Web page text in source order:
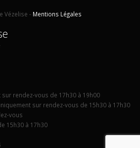
Vézelise - Mentions Légales
rendez-vous de 17h30 à 19h00
sur rendez-vous de 15h30 à 17h30
vous
15h30 à 17h30